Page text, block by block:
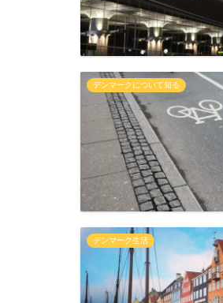
デンマークについて知る
デンマーク生活